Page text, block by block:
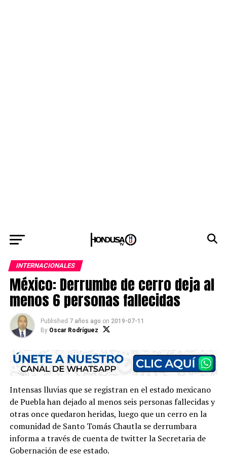
INTERNACIONALES
México: Derrumbe de cerro deja al
menos 6 personas fallecidas
Published 7 años ago on 2019-07-11
By Oscar Rodríguez
Intensas lluvias que se registran en el estado mexicano
de Puebla han dejado al menos seis personas fallecidas y
otras once quedaron heridas, luego que un cerro en la
comunidad de Santo Tomás Chautla se derrumbara
informa a través de cuenta de twitter la Secretaria de
Gobernación de ese estado.